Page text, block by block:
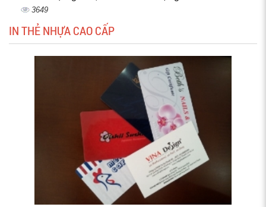
3649
IN THẺ NHỰA CAO CẤP